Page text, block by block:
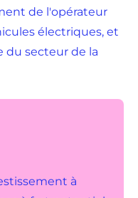
de l'opérateur
électriques, et
du secteur de la
à